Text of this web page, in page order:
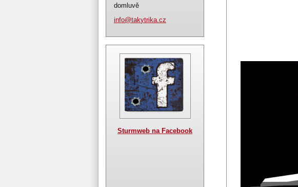
domluvě
info@takytrika.cz
Sturmweb na Facebook